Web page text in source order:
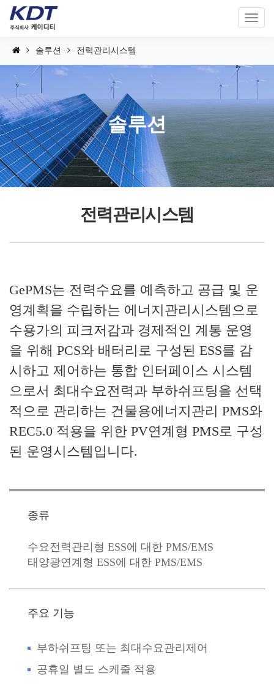
Toggle
솔루션 전력관리시스템
솔루션
전력관리시스템
GePMS는 전력수요를 예측하고 공급 및 운
영계획을 수립하는 에너지관리시스템으로
수용가의 피크저감과 경제적인 계통 운영
을 위해 PCS와 배터리로 구성된 ESS를 감
시하고 제어하는 통합 인터페이스 시스템
으로서 최대수요전력과 부하쉬프팅을 선택
적으로 관리하는 건물용에너지관리 PMS와
REC5.0 적용을 위한 PV연계형 PMS로 구성
된 운영시스템입니다.
종류
수요전력관리형 ESS에 대한 PMS/EMS
태양광연계형 ESS에 대한 PMS/EMS
주요 기능
부하쉬프팅 또는 최대수요관리제어
공휴일 별도 스케줄 적용